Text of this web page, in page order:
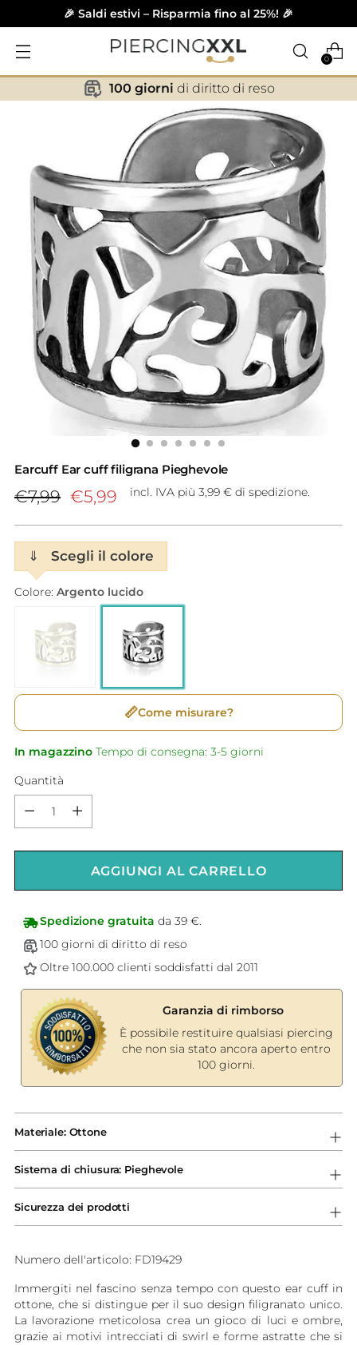
🎉 Saldi estivi – Risparmia fino al 25%! 🎉
0
✕
100 giorni di diritto di reso
Earcuff Ear cuff filigrana Pieghevole
Prezzo
listino
€7,99 €5,99 incl. IVA più 3,99 € di spedizione.
⇓ Scegli il colore
Colore: Argento lucido
📏Come misurare?
In magazzino Tempo di consegna: 3-5 giorni
Quantità
AGGIUNGI AL CARRELLO
Spedizione gratuita da 39 €.
100 giorni di diritto di reso
Oltre 100.000 clienti soddisfatti dal 2011
Garanzia di rimborso
È possibile restituire qualsiasi piercing
che non sia stato ancora aperto entro
100 giorni.
prodotto
al
carrello...
Materiale: Ottone
Sistema di chiusura: Pieghevole
Sicurezza dei prodotti
Numero dell'articolo: FD19429
Immergiti nel fascino senza tempo con questo ear cuff in
ottone, che si distingue per il suo design filigranato unico.
La lavorazione meticolosa crea un gioco di luci e ombre,
grazie ai motivi intrecciati di swirl e forme astratte che si